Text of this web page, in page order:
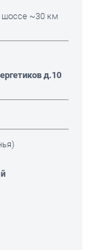
шоссе ~30 км
д.10